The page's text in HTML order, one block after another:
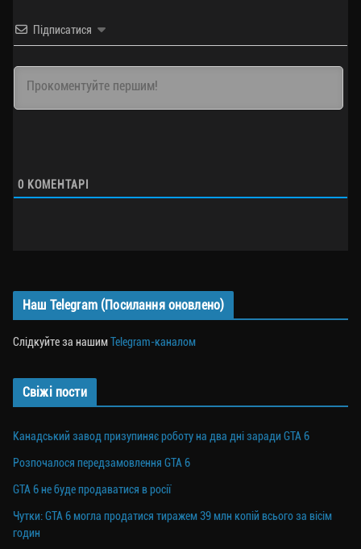
Підписатися
0 КОМЕНТАРІ
Наш Telegram (Посилання оновлено)
Слідкуйте за нашимTelegram-каналом
Свіжі пости
Канадський завод призупиняє роботу на два дні заради GTA 6
Розпочалося передзамовлення GTA 6
GTA 6 не буде продаватися в росії
Чутки: GTA 6 могла продатися тиражем 39 млн копій всього за вісім
годин